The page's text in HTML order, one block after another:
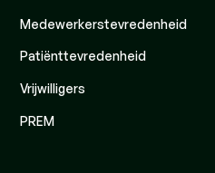
Medewerkerstevredenheid
Patiënttevredenheid
Vrijwilligers
PREM